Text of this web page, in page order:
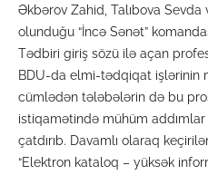
Əkbərov Zahid, Talıbova
olunduğu “İncə Sənət”
Tədbiri giriş sözü ilə açan
BDU-da elmi-tədqiqat işlərinin
cümlədən tələbələrin də bu
istiqamətində mühüm addımlar
çatdırıb. Davamlı olaraq
“Elektron kataloq – yüksək